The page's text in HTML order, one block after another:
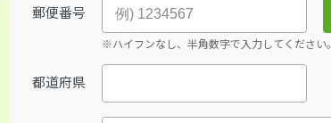
郵便番号
※ハイフンなし、半角数字で入力してください。
都道府県